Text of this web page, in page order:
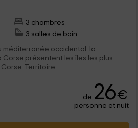
3 chambres
3 salles de bain
méditerranée occidental, la
Corse présentent les îles les plus
Territoire...
de 26€
personne et nuit